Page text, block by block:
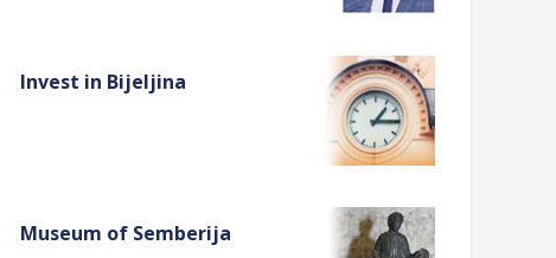
Invest in Bijeljina
Museum of Semberija